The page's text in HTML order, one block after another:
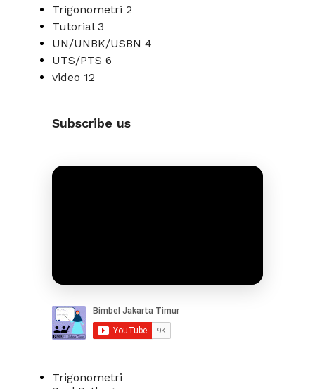
Trigonometri 2
Tutorial 3
UN/UNBK/USBN 4
UTS/PTS 6
video 12
Subscribe us
Trigonometri